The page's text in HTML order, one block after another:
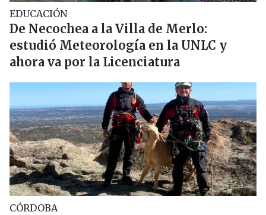
EDUCACIÓN
De Necochea a la Villa de Merlo:
estudió Meteorología en la UNLC y
ahora va por la Licenciatura
CÓRDOBA